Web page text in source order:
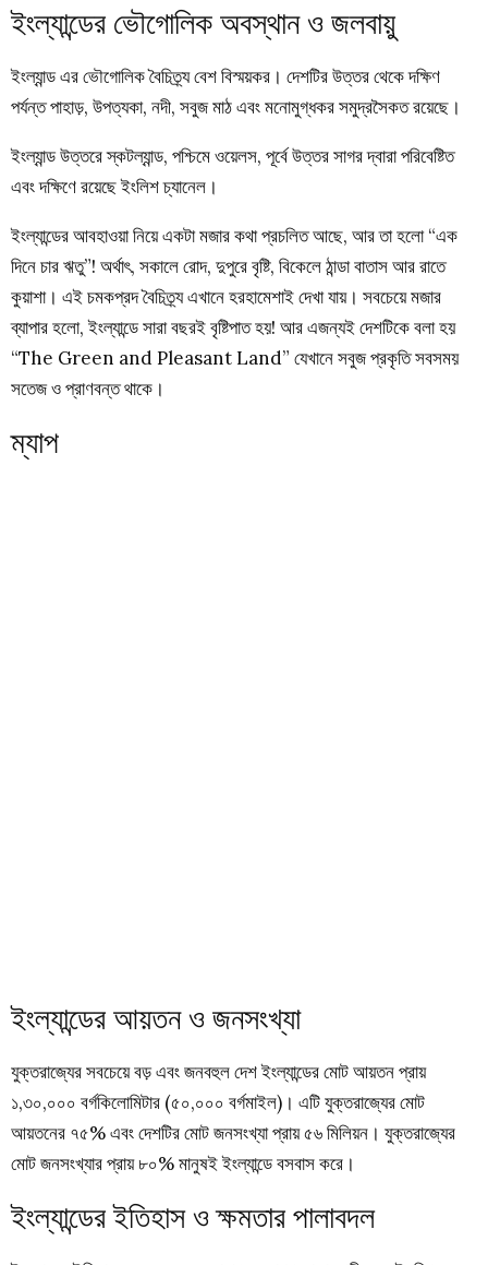
ইংল্যান্ডের ভৌগোলিক অবস্থান ও জলবায়ু
ইংল্যান্ড এর ভৌগোলিক বৈচিত্র্য বেশ বিস্ময়কর। দেশটির উত্তর থেকে দক্ষিণ
পর্যন্ত পাহাড়, উপত্যকা, নদী, সবুজ মাঠ এবং মনোমুগ্ধকর সমুদ্রসৈকত রয়েছে।
ইংল্যান্ড উত্তরে স্কটল্যান্ড, পশ্চিমে ওয়েলস, পূর্বে উত্তর সাগর দ্বারা পরিবেষ্টিত
এবং দক্ষিণে রয়েছে ইংলিশ চ্যানেল।
ইংল্যান্ডের আবহাওয়া নিয়ে একটা মজার কথা প্রচলিত আছে, আর তা হলো “এক
দিনে চার ঋতু”! অর্থাৎ, সকালে রোদ, দুপুরে বৃষ্টি, বিকেলে ঠান্ডা বাতাস আর রাতে
কুয়াশা। এই চমকপ্রদ বৈচিত্র্য এখানে হরহামেশাই দেখা যায়। সবচেয়ে মজার
ব্যাপার হলো, ইংল্যান্ডে সারা বছরই বৃষ্টিপাত হয়! আর এজন্যই দেশটিকে বলা হয়
“The Green and Pleasant Land” যেখানে সবুজ প্রকৃতি সবসময়
সতেজ ও প্রাণবন্ত থাকে।
ম্যাপ
ইংল্যান্ডের আয়তন ও জনসংখ্যা
যুক্তরাজ্যের সবচেয়ে বড় এবং জনবহুল দেশ ইংল্যান্ডের মোট আয়তন প্রায়
১,৩০,০০০ বর্গকিলোমিটার (৫০,০০০ বর্গমাইল)। এটি যুক্তরাজ্যের মোট
আয়তনের ৭৫% এবং দেশটির মোট জনসংখ্যা প্রায় ৫৬ মিলিয়ন। যুক্তরাজ্যের
মোট জনসংখ্যার প্রায় ৮০% মানুষই ইংল্যান্ডে বসবাস করে।
ইংল্যান্ডের ইতিহাস ও ক্ষমতার পালাবদল